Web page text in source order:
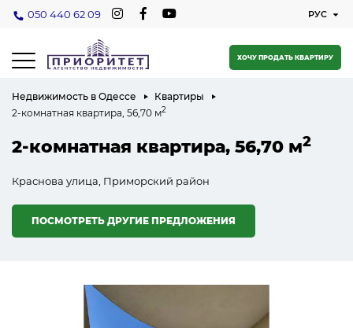
050 440 62 09
ХОЧУ ПРОДАТЬ КВАРТИРУ
Недвижимость в Одессе
Квартиры
2-комнатная квартира, 56,70 м2
2-комнатная квартира, 56,70 м2
Краснова улица, Приморский район
ПОСМОТРЕТЬ ДРУГИЕ ПРЕДЛОЖЕНИЯ